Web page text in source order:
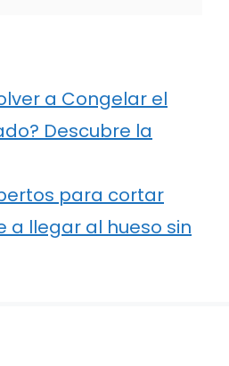
a Congelar el
Descubre la
para cortar
a llegar al hueso sin